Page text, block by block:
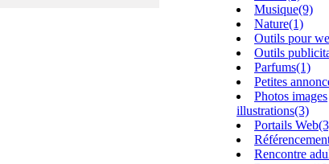
Musique(9)
Nature(1)
Outils pour
Outils
Parfums(1)
Petites
Photos images
illustrations(3)
Portails
Rencontre